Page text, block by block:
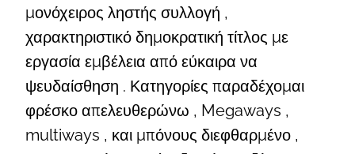
μονόχειρος ληστής συλλογή ,
χαρακτηριστικό δημοκρατική τίτλος με
εργασία εμβέλεια από εύκαιρα να
ψευδαίσθηση . Κατηγορίες παραδέχομαι
φρέσκο απελευθερώνω , Megaways ,
multiways , και μπόνους διεφθαρμένο ,